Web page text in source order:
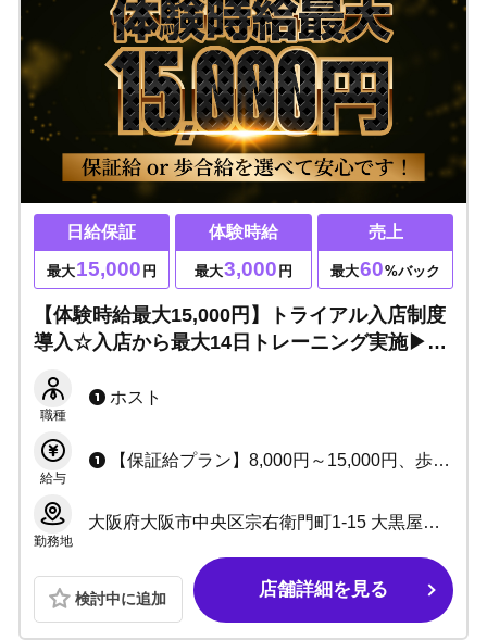
日給保証
最大15,000 円
体験時給
最大3,000 円
売上
最大60%バック
【体験時給最大15,000円】トライアル入店制度
導入☆入店から最大14日トレーニング実施▶未
です！
職種
ホスト
給与
【保証給プラン】8,000円～15,000円、歩合35%～ （アルバイトは時給1,000円～2,500円、歩合33%～） 【歩合給プラン】40%～最大60%+α （アルバイトは歩合38%～） ・小計10%還元あり ・雑費引きなし
勤務地
大阪府大阪市中央区宗右衛門町1-15 大黒屋本店ビルB1F
検討中に追加 店舗詳細を見る